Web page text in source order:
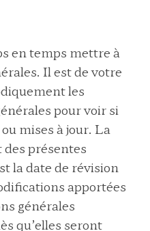
en temps mettre à
Il est de votre
les
pour voir si
mises à jour. La
présentes
la date de révision
apportées
générales
qu’elles seront